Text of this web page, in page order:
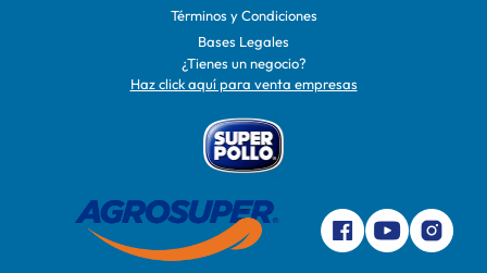
Términos y Condiciones
Bases Legales
¿Tienes un negocio?
Haz click aquí para venta empresas